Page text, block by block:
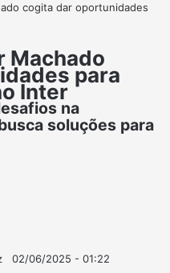
cogita dar oportunidades
Machado
para
Inter
na
soluções para
02/06/2025 - 01:22